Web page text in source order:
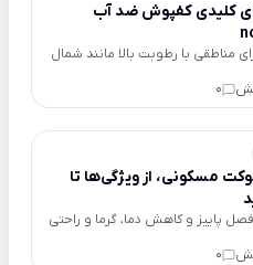
کلیدی کفپوش ضد آب
مناطقی با رطوبت بالا مانند شمال
0
مسکونی، از ویژگی‌ها تا
پاییز و کاهش دما، گرما و راحتی
0